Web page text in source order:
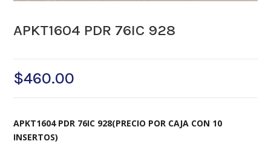
APKT1604 PDR 76IC 928
$460.00
APKT1604 PDR 76IC 928(PRECIO POR CAJA CON 10
INSERTOS)